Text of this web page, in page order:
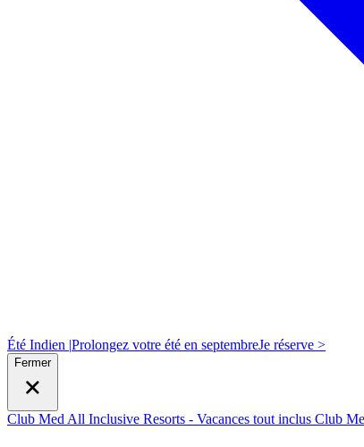
Été Indien |Prolongez votre été en septembreJe réserve >
Fermer
Club Med All Inclusive Resorts - Vacances tout inclus Club